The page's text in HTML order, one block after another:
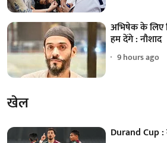
अभिषेक के लिए
हम देंगे : नौशाद
9 hours ago
खेल
Durand Cup :